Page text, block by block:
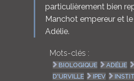
particulièrement bien
Manchot empereur et
Adélie.
Mots-clés :
BIOLOGIQUE ADÉLIE
D'URVILLE
IPEV